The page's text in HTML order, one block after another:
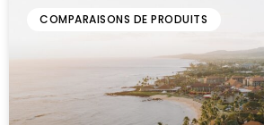
COMPARAISONS DE PRODUITS